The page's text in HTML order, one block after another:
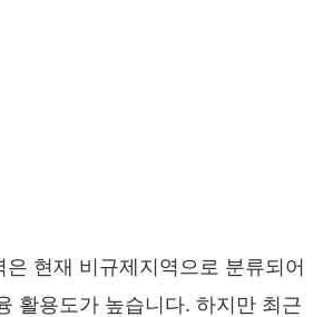
은 현재 비규제지역으로 분류되어
활용도가 높습니다. 하지만 최근